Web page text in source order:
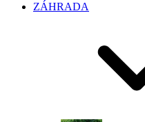
ZÁHRADA